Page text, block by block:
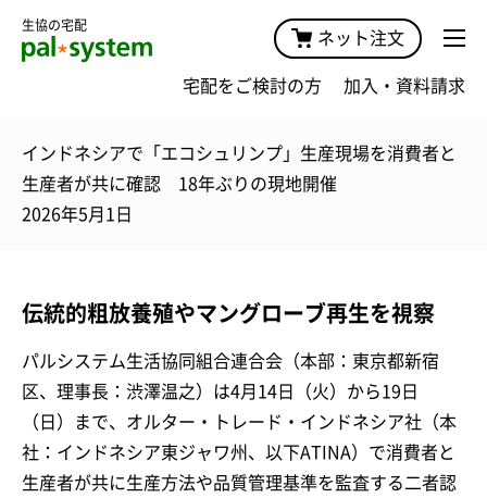
生協の宅配
ネット注文
宅配をご検討の方 加入・資料請求
インドネシアで「エコシュリンプ」生産現場を消費者と
生産者が共に確認 18年ぶりの現地開催
2026年5月1日
伝統的粗放養殖やマングローブ再生を視察
パルシステム生活協同組合連合会（本部：東京都新宿
区、理事長：渋澤温之）は4月14日（火）から19日
（日）まで、オルター・トレード・インドネシア社（本
社：インドネシア東ジャワ州、以下ATINA）で消費者と
生産者が共に生産方法や品質管理基準を監査する二者認